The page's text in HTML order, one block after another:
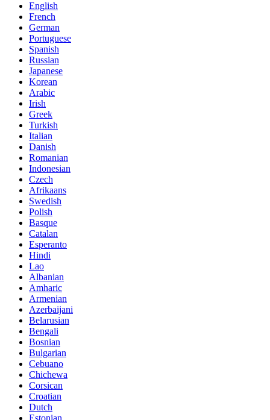
English
French
German
Portuguese
Spanish
Russian
Japanese
Korean
Arabic
Irish
Greek
Turkish
Italian
Danish
Romanian
Indonesian
Czech
Afrikaans
Swedish
Polish
Basque
Catalan
Esperanto
Hindi
Lao
Albanian
Amharic
Armenian
Azerbaijani
Belarusian
Bengali
Bosnian
Bulgarian
Cebuano
Chichewa
Corsican
Croatian
Dutch